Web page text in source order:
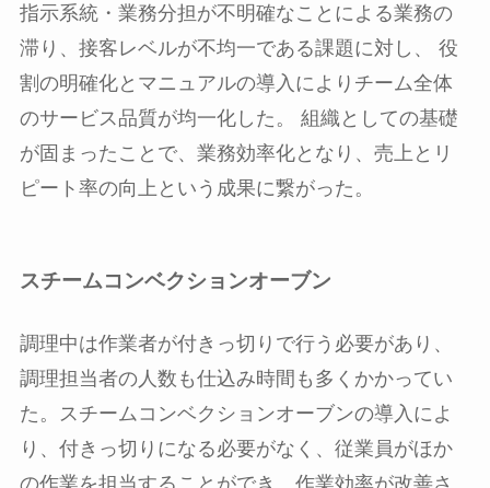
指示系統・業務分担が不明確なことによる業務の
滞り、接客レベルが不均一である課題に対し、 役
割の明確化とマニュアルの導入によりチーム全体
のサービス品質が均一化した。 組織としての基礎
が固まったことで、業務効率化となり、売上とリ
ピート率の向上という成果に繋がった。
スチームコンベクションオーブン
調理中は作業者が付きっ切りで行う必要があり、
調理担当者の人数も仕込み時間も多くかかってい
た。スチームコンベクションオーブンの導入によ
り、付きっ切りになる必要がなく、従業員がほか